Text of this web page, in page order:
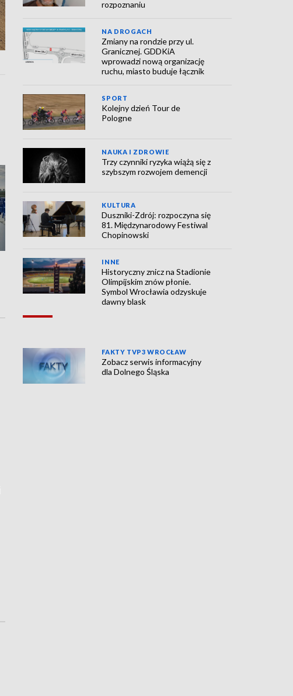
rozpoznaniu
NA DROGACH
Zmiany na rondzie przy ul.
Granicznej. GDDKiA
wprowadzi nową organizację
ruchu, miasto buduje łącznik
SPORT
Kolejny dzień Tour de
Pologne
NAUKA I ZDROWIE
Trzy czynniki ryzyka wiążą się z
szybszym rozwojem demencji
KULTURA
Duszniki-Zdrój: rozpoczyna się
81. Międzynarodowy Festiwal
Chopinowski
INNE
Historyczny znicz na Stadionie
Olimpijskim znów płonie.
Symbol Wrocławia odzyskuje
dawny blask
FAKTY TVP3 WROCŁAW
Zobacz serwis informacyjny
dla Dolnego Śląska